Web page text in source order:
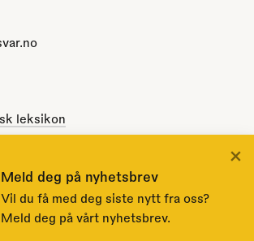
leksikon
en partipolitisk nøytral
opprettet av Stortinget i 1951 for å
om norsk sikkerhets- og
Meld deg på nyhetsbrev
Vil du få med deg siste nytt fra oss?
Meld deg på vårt nyhetsbrev.
×